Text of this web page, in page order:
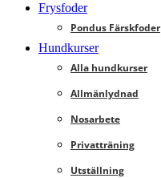
Frysfoder
Pondus Färskfoder
Hundkurser
Alla hundkurser
Allmänlydnad
Nosarbete
Privatträning
Utställning